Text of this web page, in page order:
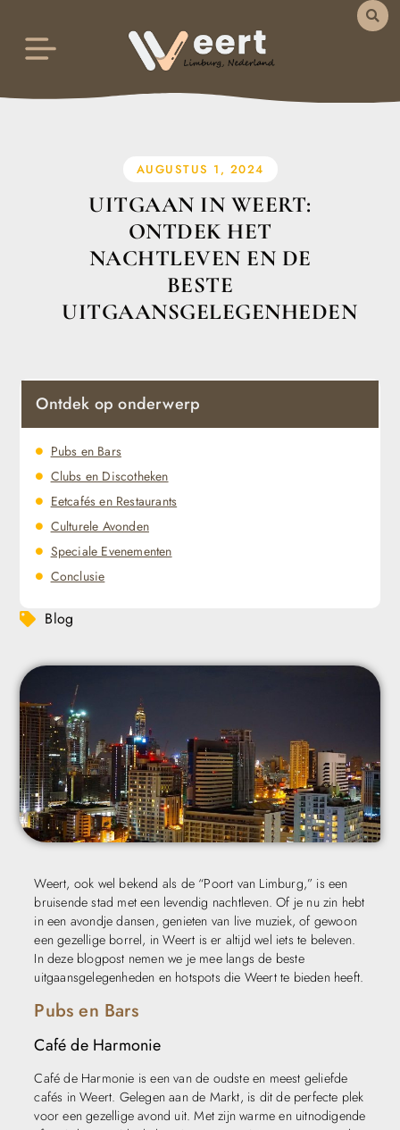
AUGUSTUS 1, 2024
UITGAAN IN WEERT:
ONTDEK HET
NACHTLEVEN EN DE
BESTE
UITGAANSGELEGENHEDEN
Weert, ook wel bekend als de “Poort van Limburg,” is een
bruisende stad met een levendig nachtleven. Of je nu zin hebt
in een avondje dansen, genieten van live muziek, of gewoon
een gezellige borrel, in Weert is er altijd wel iets te beleven.
In deze blogpost nemen we je mee langs de beste
uitgaansgelegenheden en hotspots die Weert te bieden heeft.
Pubs en Bars
Café de Harmonie
Café de Harmonie is een van de oudste en meest geliefde
cafés in Weert. Gelegen aan de Markt, is dit de perfecte plek
voor een gezellige avond uit. Met zijn warme en uitnodigende
Ontdek op onderwerp
Pubs en Bars
Clubs en Discotheken
Eetcafés en Restaurants
Culturele Avonden
Speciale Evenementen
Conclusie
Blog